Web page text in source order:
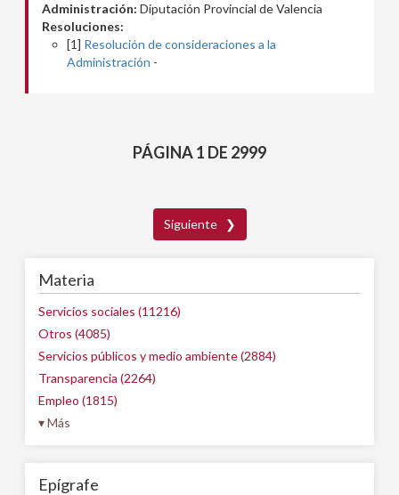
Administración: Diputación Provincial de Valencia
Resoluciones:
[1] Resolución de consideraciones a la
Administración -
PÁGINA 1 DE 2999
Siguiente ❯
Materia
Servicios sociales (11216)
Otros (4085)
Servicios públicos y medio ambiente (2884)
Transparencia (2264)
Empleo (1815)
▾ Más
Epígrafe